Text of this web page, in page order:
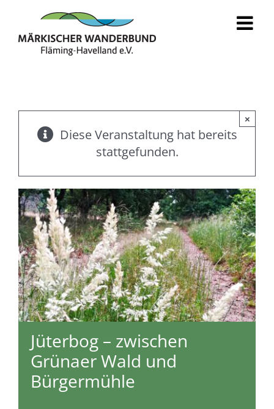
springen
×
Diese Veranstaltung hat bereits
stattgefunden.
Jüterbog – zwischen
Grünaer Wald und
Bürgermühle